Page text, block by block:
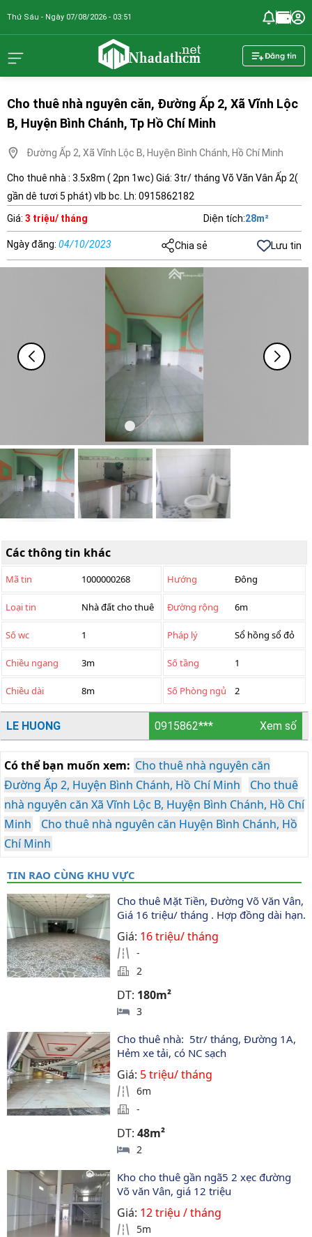
Thứ Sáu - Ngày 07/08/2026 - 03:51
Đăng tin
Cho thuê nhà nguyên căn, Đường Ấp 2, Xã Vĩnh Lộc
B, Huyện Bình Chánh, Tp Hồ Chí Minh
Đường Ấp 2, Xã Vĩnh Lộc B, Huyện Bình Chánh, Hồ Chí Minh
Cho thuê nhà : 3.5x8m ( 2pn 1wc) Giá: 3tr/ tháng Võ Văn Vân Ấp 2(
gần dê tươi 5 phát) vlb bc. Lh: 0915862182
Giá: 3 triệu/ tháng Diện tích:28m²
Ngày đăng: 04/10/2023 Chia sẻ Lưu tin
Các thông tin khác
Mã tin 1000000268 Hướng Đông
Loại tin Nhà đất cho thuê Đường rộng 6m
Số wc 1 Pháp lý Sổ hồng sổ đỏ
Chiều ngang 3m Số tầng 1
Chiều dài 8m Số Phòng ngủ 2
LE HUONG 0915862*** Xem số
Có thể bạn muốn xem: Cho thuê nhà nguyên căn
Đường Ấp 2, Huyện Bình Chánh, Hồ Chí Minh
Cho thuê
nhà nguyên căn Xã Vĩnh Lộc B, Huyện Bình Chánh, Hồ Chí
Minh
Cho thuê nhà nguyên căn Huyện Bình Chánh, Hồ
Chí Minh
TIN RAO CÙNG KHU VỰC
Cho thuê Mặt Tiền, Đường Võ Văn Vân,
Giá 16 triệu/ tháng . Hợp đồng dài hạn.
Giá: 16 triệu/ tháng
-
2
DT: 180m²
3
Cho thuê nhà:  5tr/ tháng, Đường 1A,
Hẻm xe tải, có NC sạch
Giá: 5 triệu/ tháng
6m
-
DT:48m²
2
Kho cho thuê gần ngã5 2 xẹc đường
Võ văn Vân, giá 12 triệu
Giá: 12 triệu / tháng
5m